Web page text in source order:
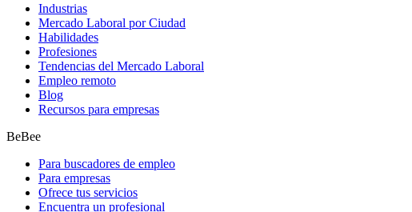
Industrias
Mercado Laboral por Ciudad
Habilidades
Profesiones
Tendencias del Mercado Laboral
Empleo remoto
Blog
Recursos para empresas
BeBee
Para buscadores de empleo
Para empresas
Ofrece tus servicios
Encuentra un profesional